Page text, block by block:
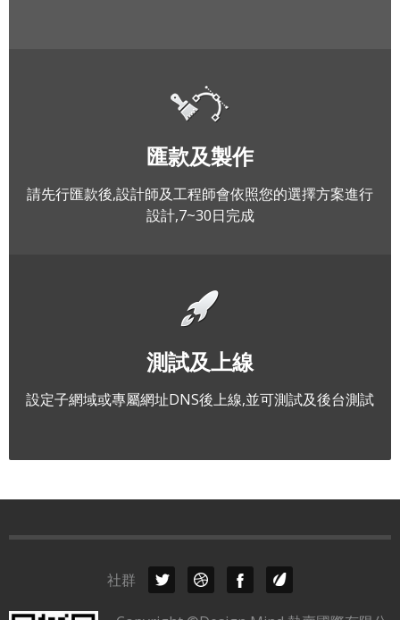
匯款及製作
請先行匯款後,設計師及工程師會依照您的選擇方案進行
設計,7~30日完成
測試及上線
設定子網域或專屬網址DNS後上線,並可測試及後台測試
社群